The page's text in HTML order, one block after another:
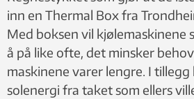
inn en Thermal Box fra
Med boksen vil kjølemaskinene
å på like ofte, det minsker
maskinene varer lengre. I tillegg
solenergi fra taket som ellers